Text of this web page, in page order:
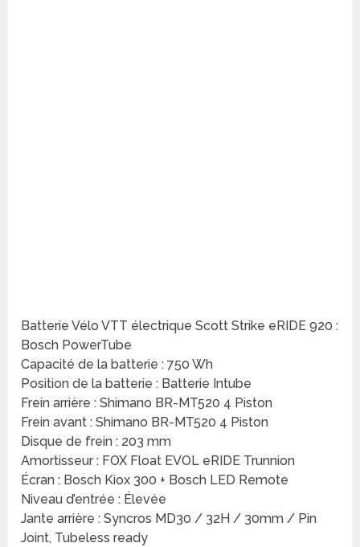
Batterie Vélo VTT électrique Scott Strike eRIDE 920 :
Bosch PowerTube
Capacité de la batterie : 750 Wh
Position de la batterie : Batterie Intube
Frein arrière : Shimano BR-MT520 4 Piston
Frein avant : Shimano BR-MT520 4 Piston
Disque de frein : 203 mm
Amortisseur : FOX Float EVOL eRIDE Trunnion
Écran : Bosch Kiox 300 + Bosch LED Remote
Niveau d’entrée : Élevée
Jante arrière : Syncros MD30 / 32H / 30mm / Pin
Joint, Tubeless ready